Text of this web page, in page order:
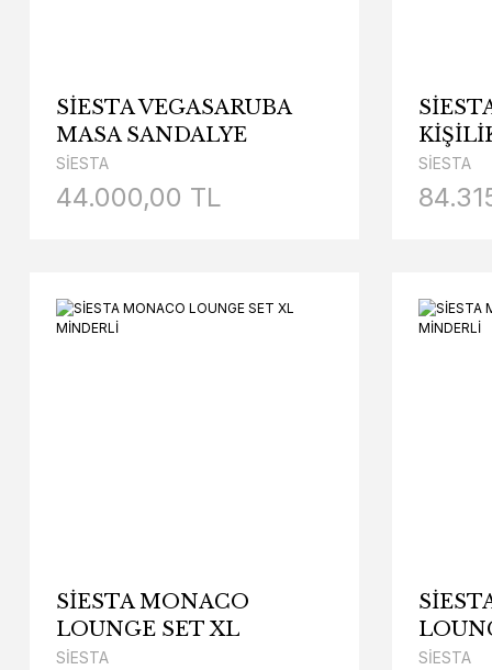
SİESTA VEGASARUBA
MASA SANDALYE
TAKIMI 4 KİŞİLİK
MİNDERLİ
SİESTA
44.000,00 TL
SİESTA
SİESTA MONACO
LOUNGE SET XL
MİNDERLİ
SİESTA SİESTA